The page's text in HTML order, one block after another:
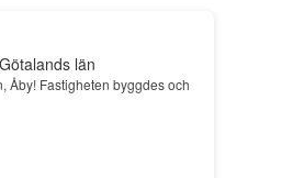
län
Åby! Fastigheten byggdes och